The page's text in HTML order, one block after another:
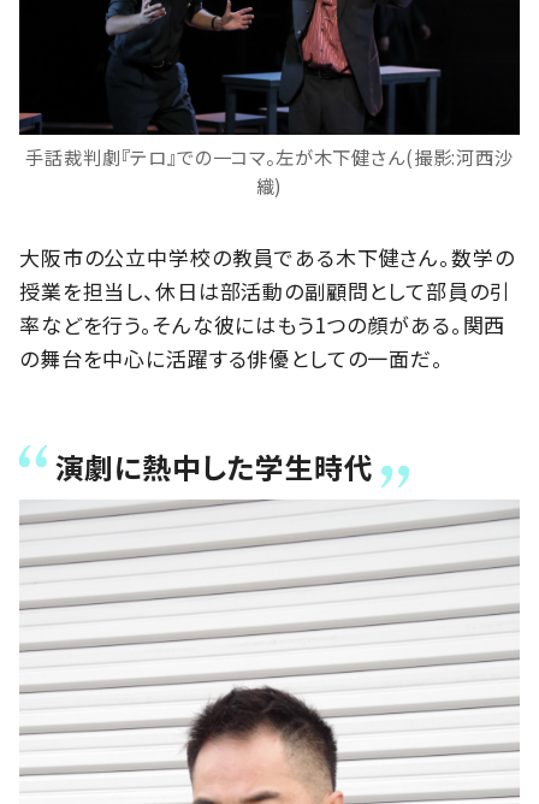
手話裁判劇『テロ』での一コマ。左が木下健さん(撮影:河西沙
織)
大阪市の公立中学校の教員である木下健さん。数学の
授業を担当し、休日は部活動の副顧問として部員の引
率などを行う。そんな彼にはもう1つの顔がある。関西
の舞台を中心に活躍する俳優としての一面だ。
演劇に熱中した学生時代